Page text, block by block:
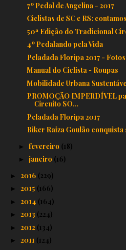
7º Pedal de Angelina - 2017
Ciclistas de SC e RS:
50ª Edição do Tradicional
4º Pedalando pela Vida
Peladada Floripa 2017 -
Manual do Ciclista - Roupas
Mobilidade Urbana
PROMOÇÃO IMPERDÍVEL
Circuito SO...
Peladada Floripa 2017
Biker Raiza Goulão conquista
► fevereiro (18)
► janeiro (16)
► 2016 (229)
► 2015 (166)
► 2014 (164)
► 2013 (224)
► 2012 (134)
► 2011 (124)